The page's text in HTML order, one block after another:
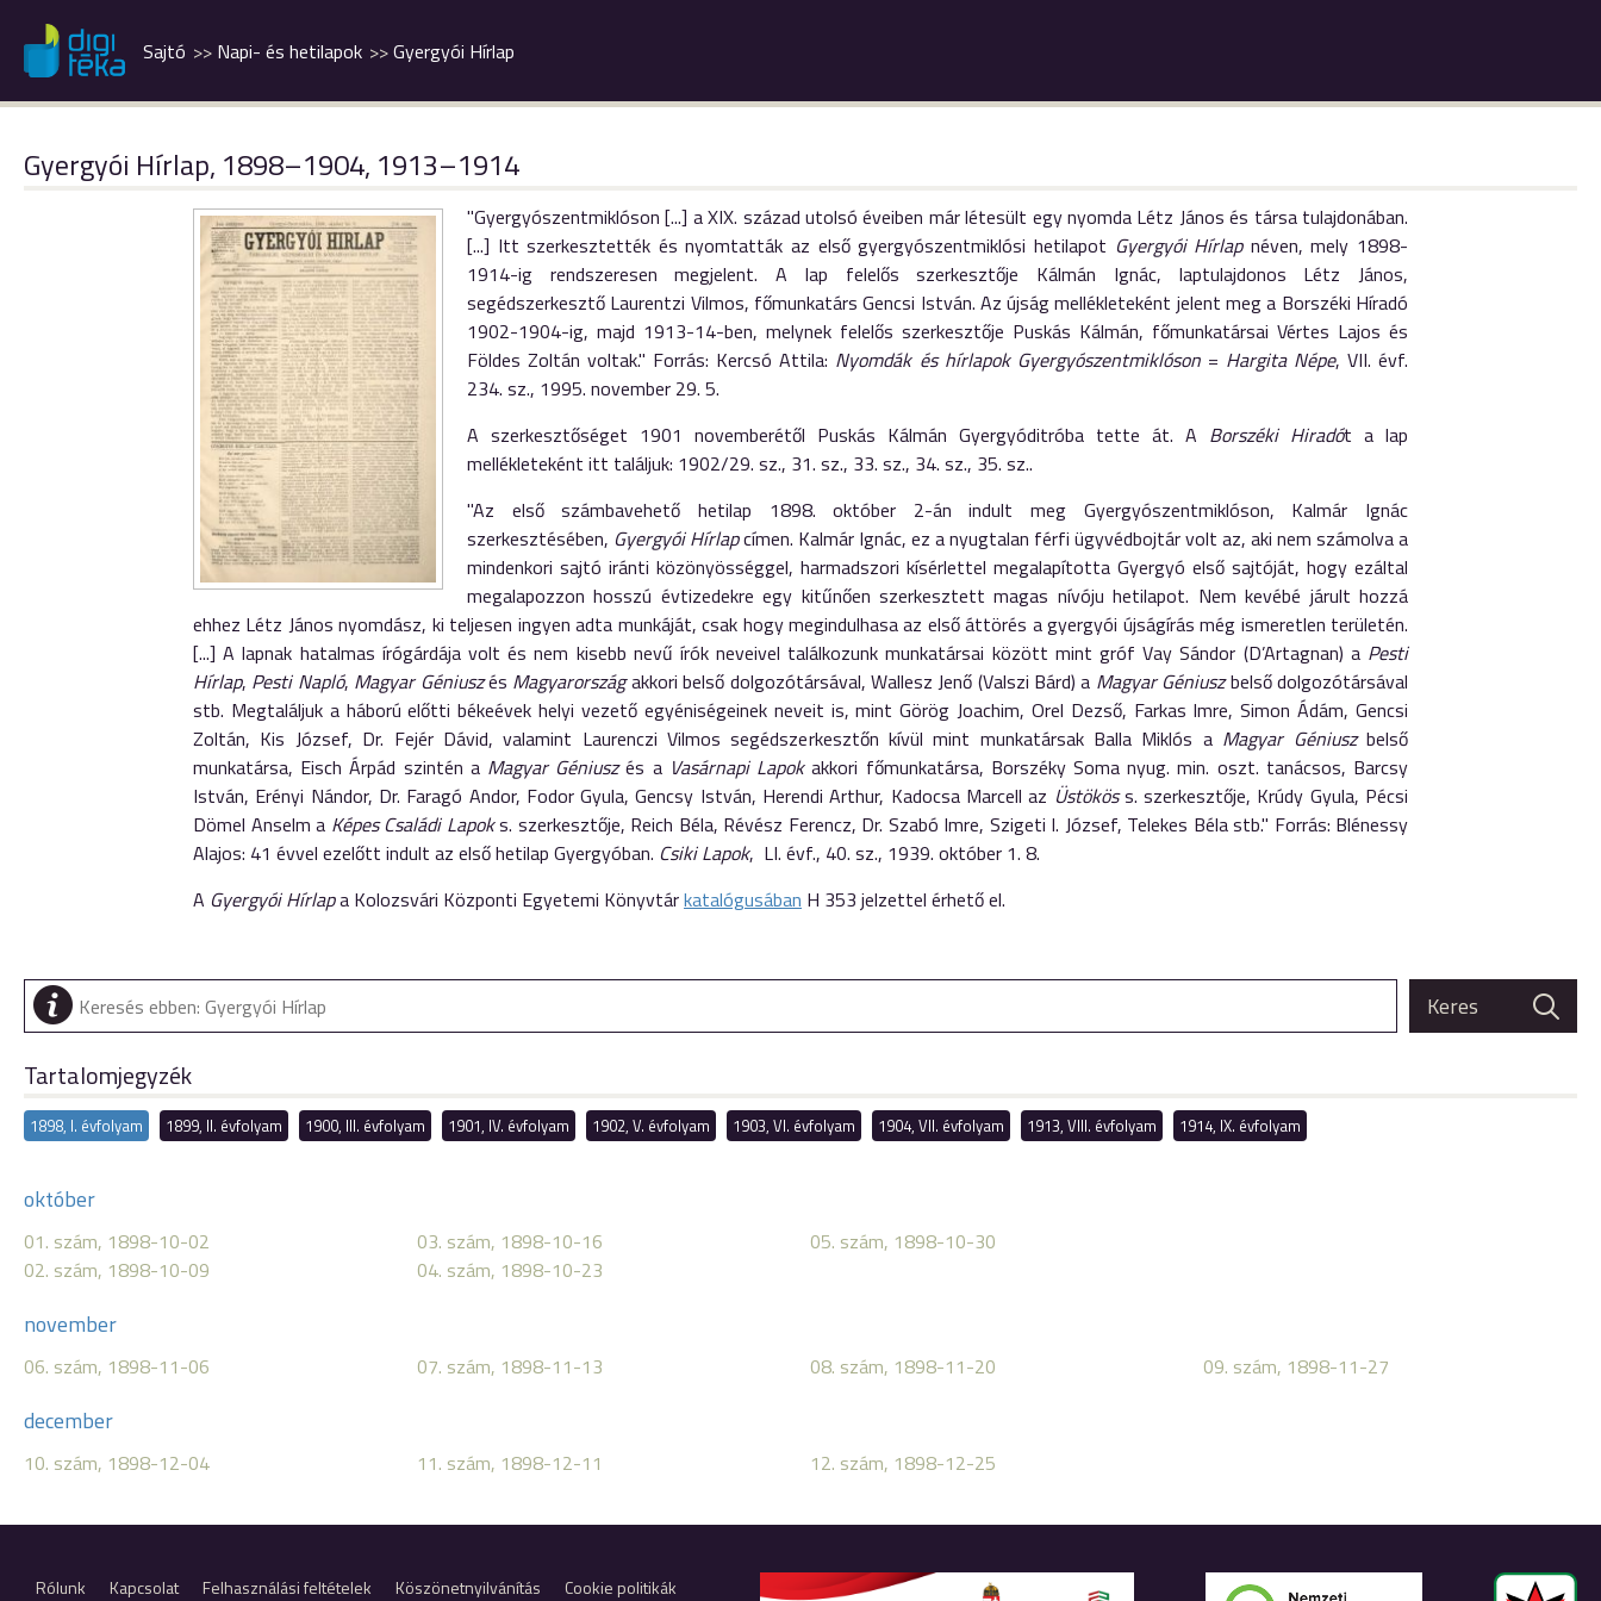
Gyergyói Hírlap
Napi- és hetilapok
Sajtó
Gyergyói Hírlap, 1898–1904, 1913–1914
"Gyergyószentmiklóson [...] a XIX. század utolsó éveiben már létesült egy nyomda Létz János és társa tulajdonában.
[...] Itt szerkesztették és nyomtatták az első gyergyószentmiklósi hetilapot Gyergyói Hírlapnéven, mely 1898-
1914-ig rendszeresen megjelent. A lap felelős szerkesztője Kálmán Ignác, laptulajdonos Létz János,
segédszerkesztő Laurentzi Vilmos, főmunkatárs Gencsi István. Az újság mellékleteként jelent meg a Borszéki Híradó
1902-1904-ig, majd 1913-14-ben, melynek felelős szerkesztője Puskás Kálmán, főmunkatársai Vértes Lajos és
Földes Zoltán voltak." Forrás: Kercsó Attila: Nyomdák és hírlapok Gyergyószentmiklóson= Hargita Népe, VII. évf.
234. sz., 1995. november 29. 5.
A szerkesztőséget 1901 novemberétől Puskás Kálmán Gyergyóditróba tette át. A Borszéki Hiradót a lap
mellékleteként itt találjuk: 1902/29. sz., 31. sz., 33. sz., 34. sz., 35. sz..
"Az első számbavehető hetilap 1898. október 2-án indult meg Gyergyószentmiklóson, Kalmár Ignác
szerkesztésében, Gyergyói Hírlapcímen. Kalmár Ignác, ez a nyugtalan férfi ügyvédbojtár volt az, aki nem számolva a
mindenkori sajtó iránti közönyösséggel, harmadszori kísérlettel megalapította Gyergyó első sajtóját, hogy ezáltal
megalapozzon hosszú évtizedekre egy kitűnően szerkesztett magas nívóju hetilapot. Nem kevébé járult hozzá
ehhez Létz János nyomdász, ki teljesen ingyen adta munkáját, csak hogy megindulhasa az első áttörés a gyergyói újságírás még ismeretlen területén.
[...] A lapnak hatalmas írógárdája volt és nem kisebb nevű írók neveivel találkozunk munkatársai között mint gróf Vay Sándor (D’Artagnan) a Pesti
Hírlap, Pesti Napló, Magyar Géniuszés Magyarországakkori belső dolgozótársával, Wallesz Jenő (Valszi Bárd) a Magyar Géniuszbelső dolgozótársával
stb. Megtaláljuk a háború előtti békeévek helyi vezető egyéniségeinek neveit is, mint Görög Joachim, Orel Dezső, Farkas Imre, Simon Ádám, Gencsi
Zoltán, Kis József, Dr. Fejér Dávid, valamint Laurenczi Vilmos segédszerkesztőn kívül mint munkatársak Balla Miklós a Magyar Géniuszbelső
munkatársa, Eisch Árpád szintén a Magyar Géniuszés a Vasárnapi Lapokakkori főmunkatársa, Borszéky Soma nyug. min. oszt. tanácsos, Barcsy
István, Erényi Nándor, Dr. Faragó Andor, Fodor Gyula, Gencsy István, Herendi Arthur, Kadocsa Marcell az Üstököss. szerkesztője, Krúdy Gyula, Pécsi
Dömel Anselm a Képes Családi Lapoks. szerkesztője, Reich Béla, Révész Ferencz, Dr. Szabó Imre, Szigeti I. József, Telekes Béla stb." Forrás: Blénessy
Alajos: 41 évvel ezelőtt indult az első hetilap Gyergyóban. Csiki Lapok, LI. évf., 40. sz., 1939. október 1. 8.
A Gyergyói Hírlapa Kolozsvári Központi Egyetemi Könyvtárkatalógusában H 353 jelzettel érhető el.
Tartalomjegyzék
1898, I. évfolyam 1899, II. évfolyam 1900, III. évfolyam 1901, IV. évfolyam 1902, V. évfolyam 1903, VI. évfolyam 1904, VII. évfolyam 1913, VIII. évfolyam 1914, IX. évfolyam
október
01. szám, 1898-10-02
02. szám, 1898-10-09
03. szám, 1898-10-16
04. szám, 1898-10-23
05. szám, 1898-10-30
november
06. szám, 1898-11-06 07. szám, 1898-11-13 08. szám, 1898-11-20 09. szám, 1898-11-27
december
10. szám, 1898-12-04 11. szám, 1898-12-11 12. szám, 1898-12-25
Rólunk Kapcsolat Felhasználási feltételek Köszönetnyilvánítás Cookie politikák